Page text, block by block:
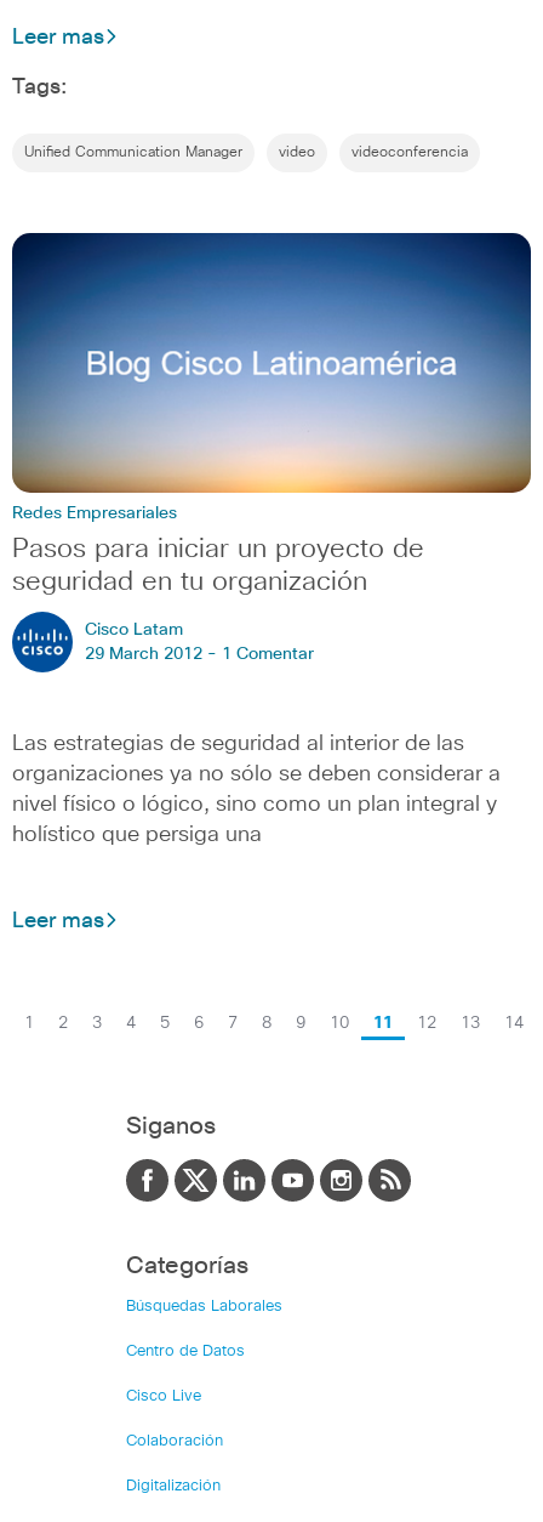
Leer mas
Tags:
Unified Communication Manager video videoconferencia
Redes Empresariales
Pasos para iniciar un proyecto de
seguridad en tu organización
Cisco Latam
29 March 2012 - 1 Comentar
Las estrategias de seguridad al interior de las
organizaciones ya no sólo se deben considerar a
nivel físico o lógico, sino como un plan integral y
holístico que persiga una
Leer mas
1 2 3 4 5 6 7 8 9 10 11 12 13 14
Siganos
Categorías
Búsquedas Laborales
Centro de Datos
Cisco Live
Colaboración
Digitalización